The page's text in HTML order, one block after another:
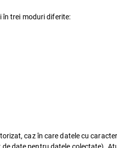
trei moduri diferite:
caz în care datele cu caracter